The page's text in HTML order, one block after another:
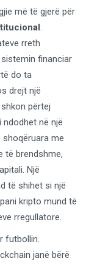
më të gjerë për
.
rreth
financiar
do ta
drejt një
përtej
ndodhet në një
me
të brendshme,
Një
të shihet si një
kripto mund të
rregullatore.
futbollin.
janë bërë